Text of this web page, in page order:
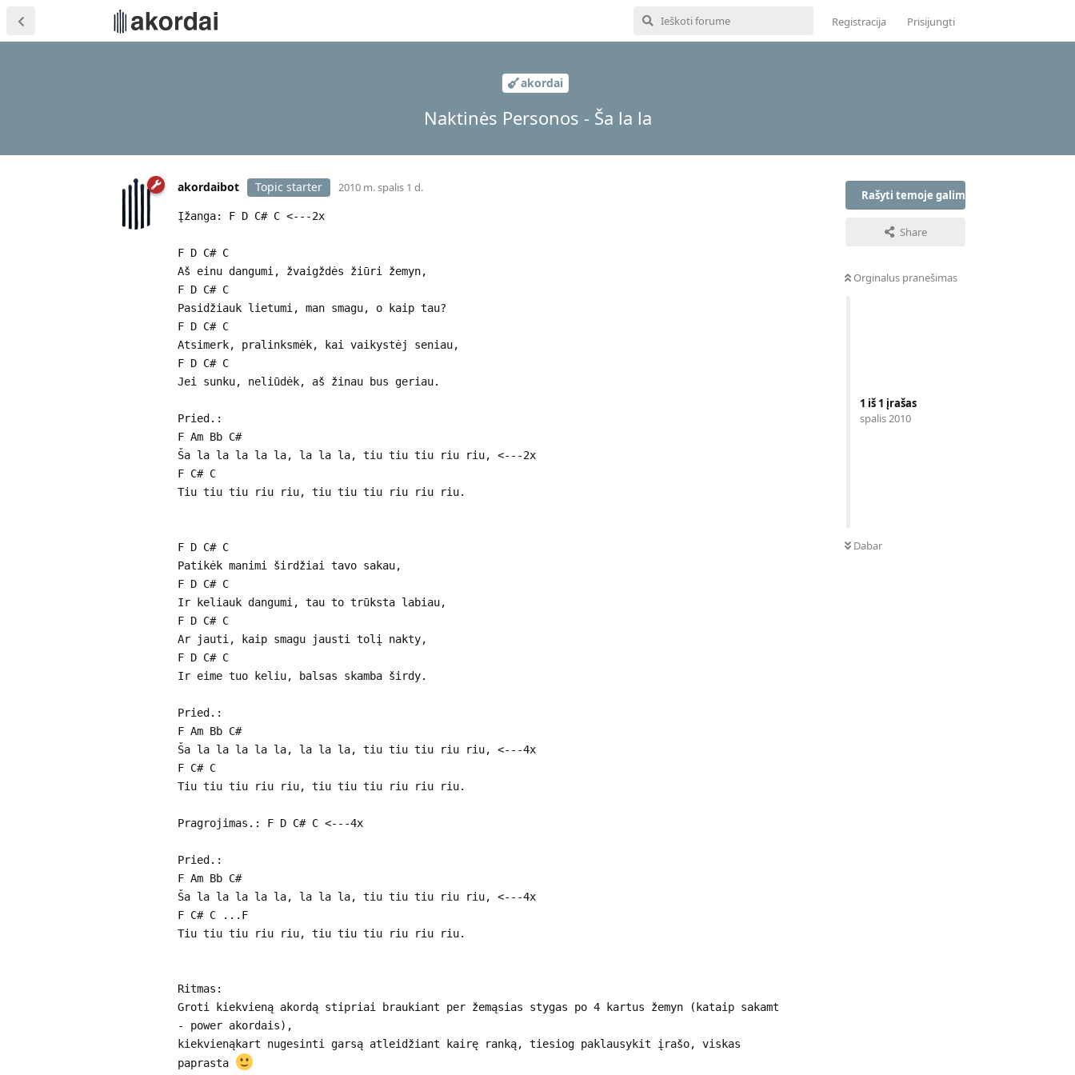
Registracija Prisijungti
akordai
Naktinės Personos - Ša la la
Rašyti temoje galima tik prisijungus
Share
Orginalus pranešimas
1 iš 1 įrašas
spalis 2010
Dabar
akordaibot Topic starter 2010 m. spalis 1 d.
Įžanga: F D C# C <---2x
F D C# C
Aš einu dangumi, žvaigždės žiūri žemyn,
F D C# C
Pasidžiauk lietumi, man smagu, o kaip tau?
F D C# C
Atsimerk, pralinksmėk, kai vaikystėj seniau,
F D C# C
Jei sunku, neliūdėk, aš žinau bus geriau.
Pried.:
F Am Bb C#
Ša la la la la la, la la la, tiu tiu tiu riu riu, <---2x
F C# C
Tiu tiu tiu riu riu, tiu tiu tiu riu riu riu.
F D C# C
Patikėk manimi širdžiai tavo sakau,
F D C# C
Ir keliauk dangumi, tau to trūksta labiau,
F D C# C
Ar jauti, kaip smagu jausti tolį nakty,
F D C# C
Ir eime tuo keliu, balsas skamba širdy.
Pried.:
F Am Bb C#
Ša la la la la la, la la la, tiu tiu tiu riu riu, <---4x
F C# C
Tiu tiu tiu riu riu, tiu tiu tiu riu riu riu.
Pragrojimas.: F D C# C <---4x
Pried.:
F Am Bb C#
Ša la la la la la, la la la, tiu tiu tiu riu riu, <---4x
F C# C ...F
Tiu tiu tiu riu riu, tiu tiu tiu riu riu riu.
Ritmas:
Groti kiekvieną akordą stipriai braukiant per žemąsias stygas po 4 kartus žemyn (kataip sakamt
- power akordais),
kiekvienąkart nugesinti garsą atleidžiant kairę ranką, tiesiog paklausykit įrašo, viskas
paprasta